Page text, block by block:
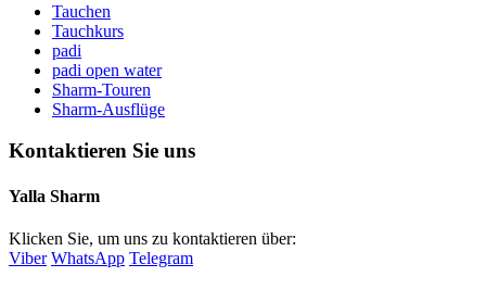
Tauchen
Tauchkurs
padi
padi open water
Sharm-Touren
Sharm-Ausflüge
Kontaktieren Sie uns
Yalla Sharm
Klicken Sie, um uns zu kontaktieren über:
Viber WhatsApp Telegram